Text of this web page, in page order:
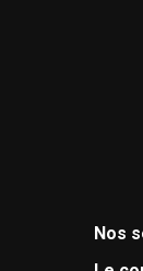
Nos